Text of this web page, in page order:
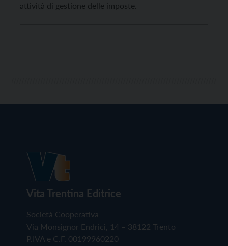
attività di gestione delle imposte.
Vita Trentina Editrice
Società Cooperativa
Via Monsignor Endrici, 14 – 38122 Trento
P.IVA e C.F. 00199960220